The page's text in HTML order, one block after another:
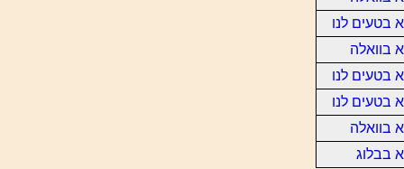
בטעים לנו
בוואלה
בטעים לנו
בטעים לנו
בוואלה
בבלוג